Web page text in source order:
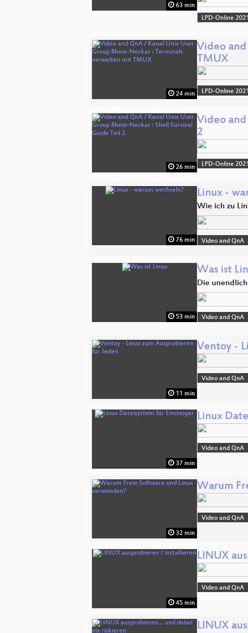
63 min
LPD-Online
24 min
Video
TMUX
LPD-Online
26 min
Video
2
LPD-Online
76 min
Linux -
Wie ich zu
Video and QnA
53 min
Was ist
Die
Video and QnA
11 min
Ventoy -
Video and QnA
37 min
Linux
Video and QnA
32 min
Warum
Video and QnA
45 min
LINUX
Video and QnA
LINUX